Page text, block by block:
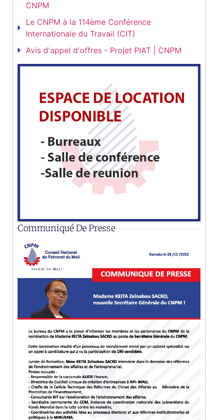
CNPM
Le CNPM à la 114ème Conférence
Internationale du Travail (CIT)
Avis d'appel d'offres - Projet PIAT | CNPM
Communiqué De Presse